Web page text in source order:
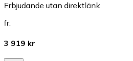
Erbjudande utan direktlänk
fr.
3 919 kr